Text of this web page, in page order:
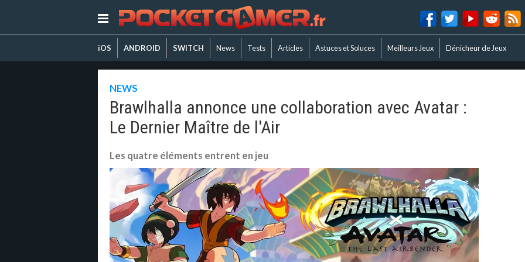
iOS ANDROID SWITCH News Tests Articles Astuces et Soluces Meilleurs Jeux Dénicheur de Jeux
NEWS
Brawlhalla annonce une collaboration avec Avatar :
Le Dernier Maître de l'Air
Les quatre éléments entrent en jeu